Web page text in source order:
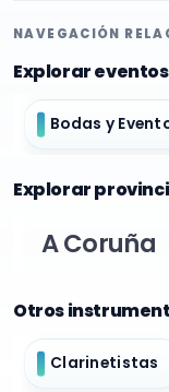
NAVEGACIÓN
Explorar eventos
Bodas y
Explorar
A Coruña
Otros
Clarinetistas